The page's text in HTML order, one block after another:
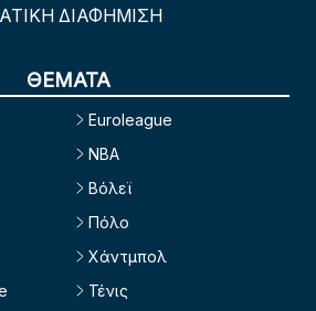
ΔΙΑΦΗΜΙΣΗ
ΘΕΜΑΤΑ
Euroleague
NBA
Βόλεϊ
Πόλο
Χάντμπολ
Τένις